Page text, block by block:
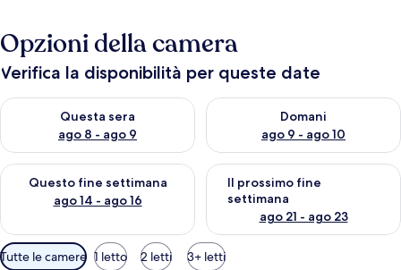
Opzioni della camera
Verifica la disponibilità per queste date
Questa sera
ago 8 - ago 9
Verifica la disponibilità per questa sera, ago 8 - ago 9
Domani
ago 9 - ago 10
Verifica la disponibilità per
Questo fine settimana
ago 14 - ago 16
Verifica la disponibilità per questo fine settimana, ago 14 -
Il prossimo fine
settimana
ago 21 - ago 23
Verifica la disponibilità per il
Filtri
Tutte le camere 1 letto 2 letti 3+ letti